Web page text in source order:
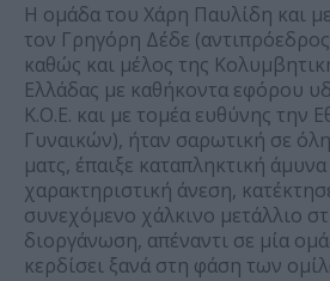
Η ομάδα του Χάρη Παυλίδη και
τον Γρηγόρη Δέδε
καθώς και μέλος της
Ελλάδας με καθήκοντα εφόρου
Κ.Ο.Ε. και με τομέα ευθύνης την
Γυναικών), ήταν σαρωτική σε
ματς, έπαιξε καταπληκτική άμυνα
χαρακτηριστική άνεση,
συνεχόμενο χάλκινο μετάλλιο
διοργάνωση, απέναντι σε μία
κερδίσει ξανά στη φάση των